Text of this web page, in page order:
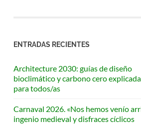
ENTRADAS RECIENTES
Architecture 2030: guías de diseño
bioclimático y carbono cero
para todos/as
Carnaval 2026. «Nos hemos venío
ingenio medieval y disfraces cíclicos